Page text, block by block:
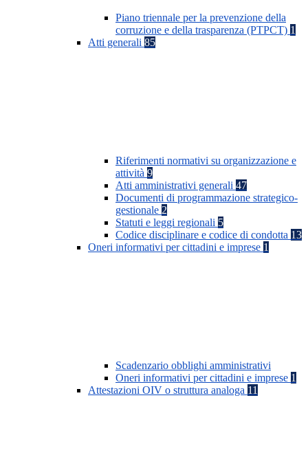
Piano triennale per la prevenzione della
corruzione e della trasparenza (PTPCT) 1
Atti generali 85
Riferimenti normativi su organizzazione e
attività 9
Atti amministrativi generali 47
Documenti di programmazione strategico-
gestionale 2
Statuti e leggi regionali 5
Codice disciplinare e codice di condotta 13
Oneri informativi per cittadini e imprese 1
Scadenzario obblighi amministrativi
Oneri informativi per cittadini e imprese 1
Attestazioni OIV o struttura analoga 11